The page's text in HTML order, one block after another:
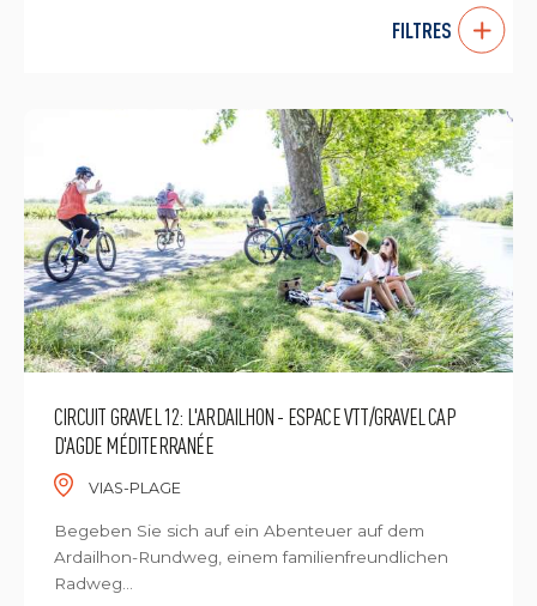
FILTRES
CIRCUIT GRAVEL 12: L'ARDAILHON - ESPACE VTT/GRAVEL CAP
D'AGDE MÉDITERRANÉE
VIAS-PLAGE
Begeben Sie sich auf ein Abenteuer auf dem
Ardailhon-Rundweg, einem familienfreundlichen
Radweg...